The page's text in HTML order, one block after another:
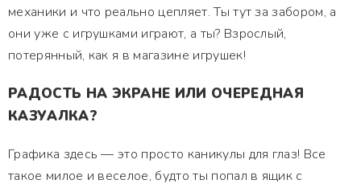
механики и что реально цепляет. Ты тут за забором, а
они уже с игрушками играют, а ты? Взрослый,
потерянный, как я в магазине игрушек!
РАДОСТЬ НА ЭКРАНЕ ИЛИ ОЧЕРЕДНАЯ
КАЗУАЛКА?
Графика здесь — это просто каникулы для глаз! Все
такое милое и веселое, будто ты попал в ящик с